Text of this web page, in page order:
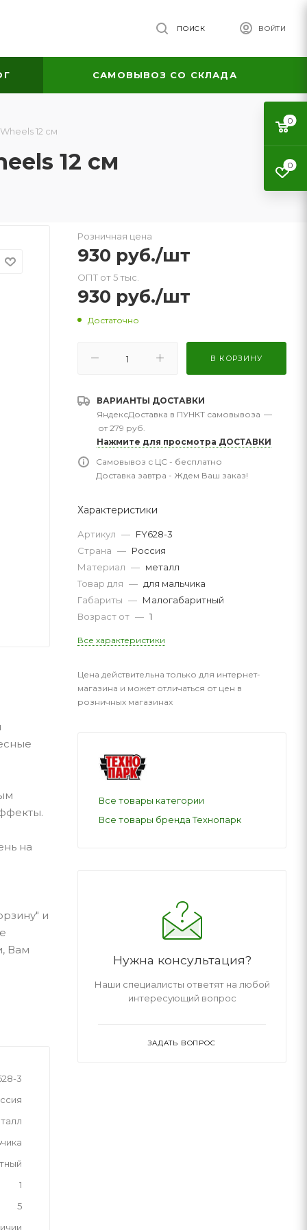
ВОЙТИ
ПОИСК
САМОВЫВОЗ СО СКЛАДА
12 см
12 см
на
и
Вам
3
1
5
Розничная цена
930 руб./шт
ОПТ от 5 тыс.
930 руб./шт
Достаточно
В КОРЗИНУ
ВАРИАНТЫ ДОСТАВКИ
ЯндексДоставка в ПУНКТ самовывоза —
от 279 руб.
Нажмите для просмотра ДОСТАВКИ
Самовывоз с ЦС - бесплатно
Доставка завтра - Ждем Ваш заказ!
Характеристики
Артикул — FY628-3
Страна — Россия
Материал — металл
Товар для — для мальчика
Габариты — Малогабаритный
Возраст от — 1
Все характеристики
Цена действительна только для интернет-
магазина и может отличаться от цен в
розничных магазинах
Все товары категории
Все товары бренда Технопарк
Нужна консультация?
Наши специалисты ответят на любой
интересующий вопрос
ЗАДАТЬ ВОПРОС
0
0